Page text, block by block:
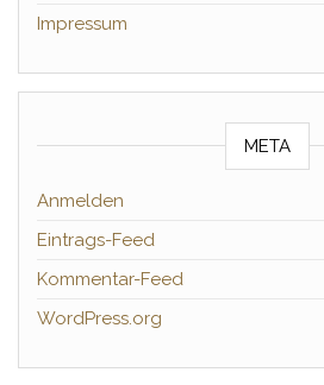
Impressum
META
Anmelden
Eintrags-Feed
Kommentar-Feed
WordPress.org